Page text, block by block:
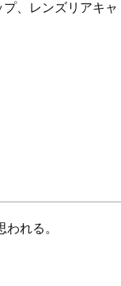
、レンズリアキャ
れる。